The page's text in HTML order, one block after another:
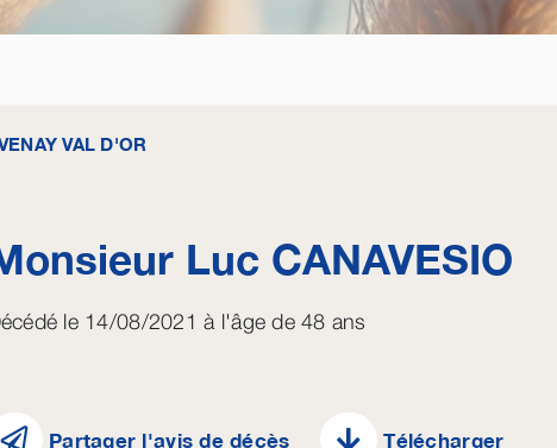
VAL D'OR
Luc CANAVESIO
le 14/08/2021 à l'âge de 48 ans
Partager l'avis de décès Télécharger